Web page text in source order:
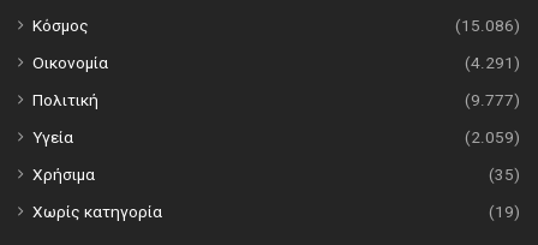
Κόσμος
(15.086)
Οικονομία
(4.291)
Πολιτική
(9.777)
Υγεία
(2.059)
Χρήσιμα
(35)
Χωρίς κατηγορία
(19)